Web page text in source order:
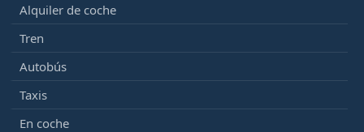
Alquiler de coche
Tren
Autobús
Taxis
En coche